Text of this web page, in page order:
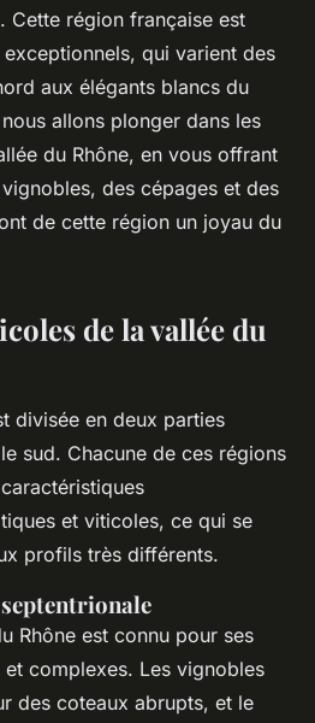
. Cette région française est
qui varient des
aux élégants blancs du
allons plonger dans les
du Rhône, en vous offrant
des cépages et des
de cette région un joyau du
de la vallée du
divisée en deux parties
sud. Chacune de ces régions
et viticoles, ce qui se
profils très différents.
Rhône est connu pour ses
complexes. Les vignobles
des coteaux abrupts, et le